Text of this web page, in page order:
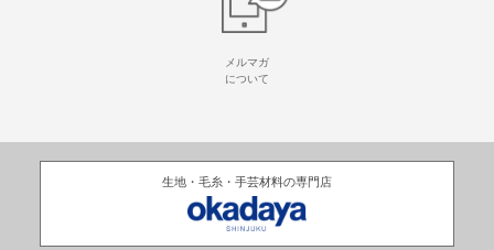
メルマガ
について
生地・毛糸・手芸材料の専門店